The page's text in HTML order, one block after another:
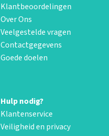
Klantbeoordelingen
Over Ons
Veelgestelde vragen
Contactgegevens
Goede doelen
Hulp nodig?
Klantenservice
Veiligheid en privacy